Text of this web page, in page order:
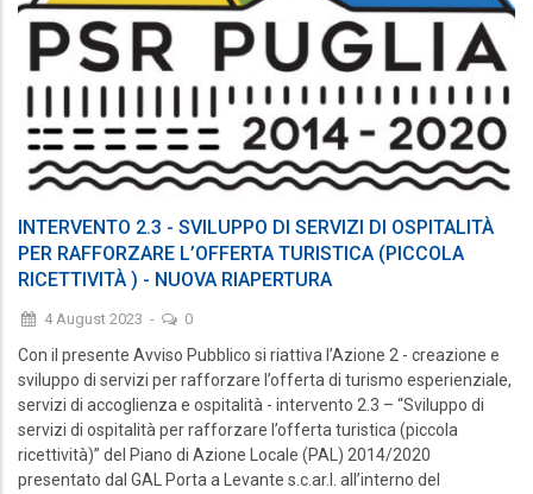
INTERVENTO 2.3 - SVILUPPO DI SERVIZI DI OSPITALITÀ
PER RAFFORZARE L’OFFERTA TURISTICA (PICCOLA
RICETTIVITÀ ) - NUOVA RIAPERTURA
4 August 2023 - 0
Con il presente Avviso Pubblico si riattiva l’Azione 2 - creazione e
sviluppo di servizi per rafforzare l’offerta di turismo esperienziale,
servizi di accoglienza e ospitalità - intervento 2.3 – “Sviluppo di
servizi di ospitalità per rafforzare l’offerta turistica (piccola
ricettività)” del Piano di Azione Locale (PAL) 2014/2020
presentato dal GAL Porta a Levante s.c.ar.l. all’interno del